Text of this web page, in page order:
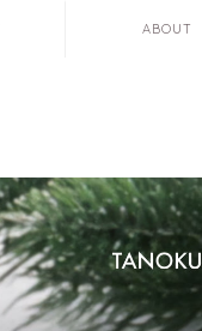
ABOUT